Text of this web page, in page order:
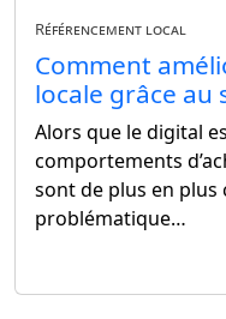
Référencement local
Comment
locale grâce au
Alors que le digital
comportements
sont de plus en
problématique…